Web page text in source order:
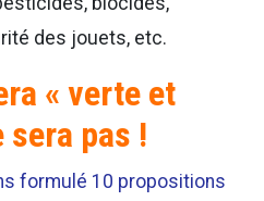
des jouets, etc.
« verte et
sera pas !
formulé 10 propositions